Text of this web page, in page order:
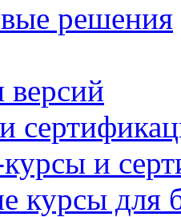
решения
версий
и
курсы для